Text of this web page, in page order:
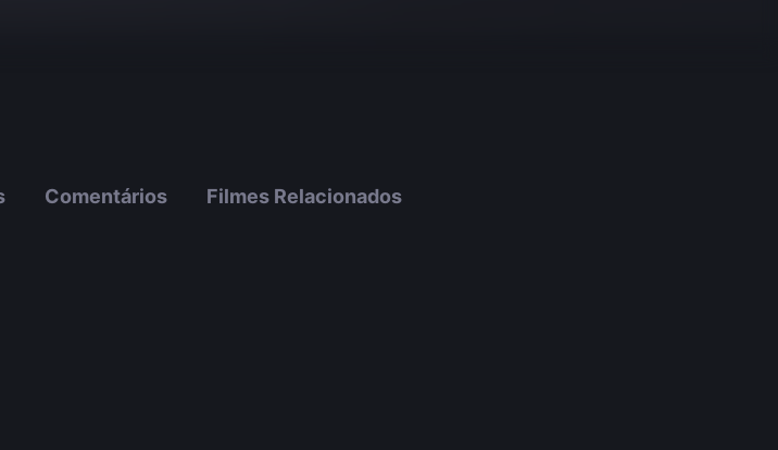
Comentários Filmes Relacionados